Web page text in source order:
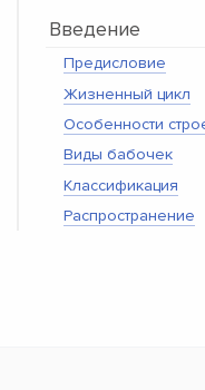
Введение
Предисловие
Жизненный цикл
Особенности
Виды бабочек
Классификация
Распространение